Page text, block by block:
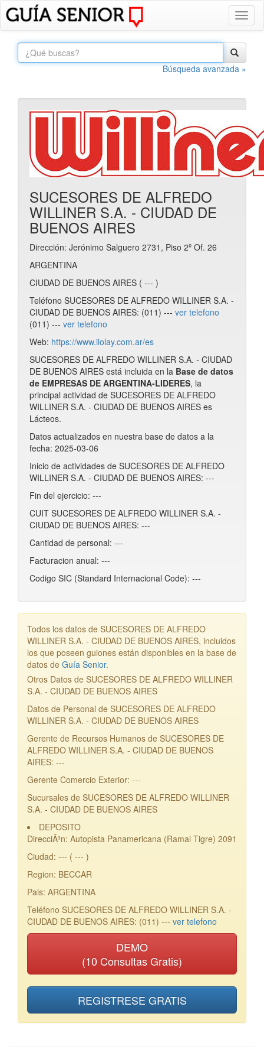
Búsqueda avanzada »
SUCESORES DE ALFREDO
WILLINER S.A. - CIUDAD DE
BUENOS AIRES
Dirección: Jerónimo Salguero 2731, Piso 2º Of. 26
ARGENTINA
CIUDAD DE BUENOS AIRES ( --- )
Teléfono SUCESORES DE ALFREDO WILLINER S.A. -
CIUDAD DE BUENOS AIRES: (011) --- ver telefono
(011) --- ver telefono
Web: https://www.ilolay.com.ar/es
SUCESORES DE ALFREDO WILLINER S.A. - CIUDAD
DE BUENOS AIRES está incluida en la Base de datos
de EMPRESAS DE ARGENTINA-LIDERES, la
principal actividad de SUCESORES DE ALFREDO
WILLINER S.A. - CIUDAD DE BUENOS AIRES es
Lácteos.
Datos actualizados en nuestra base de datos a la
fecha: 2025-03-06
Inicio de actividades de SUCESORES DE ALFREDO
WILLINER S.A. - CIUDAD DE BUENOS AIRES: ---
Fin del ejercicio: ---
CUIT SUCESORES DE ALFREDO WILLINER S.A. -
CIUDAD DE BUENOS AIRES: ---
Cantidad de personal: ---
Facturacion anual: ---
Codigo SIC (Standard Internacional Code): ---
Todos los datos de SUCESORES DE ALFREDO
WILLINER S.A. - CIUDAD DE BUENOS AIRES, incluidos
los que poseen guiones están disponibles en la base de
datos de Guía Senior.
Otros Datos de SUCESORES DE ALFREDO WILLINER
S.A. - CIUDAD DE BUENOS AIRES
Datos de Personal de SUCESORES DE ALFREDO
WILLINER S.A. - CIUDAD DE BUENOS AIRES
Gerente de Recursos Humanos de SUCESORES DE
ALFREDO WILLINER S.A. - CIUDAD DE BUENOS
AIRES: ---
Gerente Comercio Exterior: ---
Sucursales de SUCESORES DE ALFREDO WILLINER
S.A. - CIUDAD DE BUENOS AIRES
DEPOSITO
DirecciÃ³n: Autopista Panamericana (Ramal Tigre) 2091
Ciudad: --- ( --- )
Region: BECCAR
Pais: ARGENTINA
Teléfono SUCESORES DE ALFREDO WILLINER S.A. -
CIUDAD DE BUENOS AIRES: (011) --- ver telefono
DEMO
(10 Consultas Gratis)
REGISTRESE GRATIS